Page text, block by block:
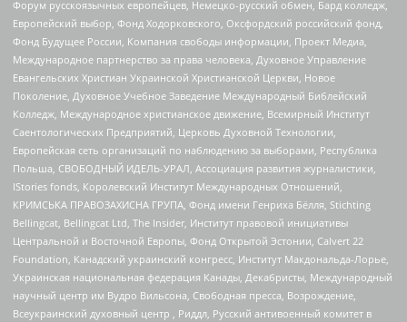
Форум русскоязычных европейцев, Немецко-русский обмен, Бард колледж,
Европейский выбор, Фонд Ходорковского, Оксфордский российский фонд,
Фонд Будущее России, Компания свободы информации, Проект Медиа,
Международное партнерство за права человека, Духовное Управление
Евангельских Христиан Украинской Христианской Церкви, Новое
Поколение, Духовное Учебное Заведение Международный Библейский
Колледж, Международное христианское движение, Всемирный Институт
Саентологических Предприятий, Церковь Духовной Технологии,
Европейская сеть организаций по наблюдению за выборами, Республика
Польша, СВОБОДНЫЙ ИДЕЛЬ-УРАЛ, Ассоциация развития журналистики,
IStories fonds, Королевский Институт Международных Отношений,
КРИМСЬКА ПРАВОЗАХИСНА ГРУПА, Фонд имени Генриха Бёлля, Stichting
Bellingcat, Bellingcat Ltd, The Insider, Институт правовой инициативы
Центральной и Восточной Европы, Фонд Открытой Эстонии, Calvert 22
Foundation, Канадский украинский конгресс, Институт Макдональда-Лорье,
Украинская национальная федерация Канады, Декабристы, Международный
научный центр им Вудро Вильсона, Свободная пресса, Возрождение,
Всеукраинский духовный центр , Риддл, Русский антивоенный комитет в